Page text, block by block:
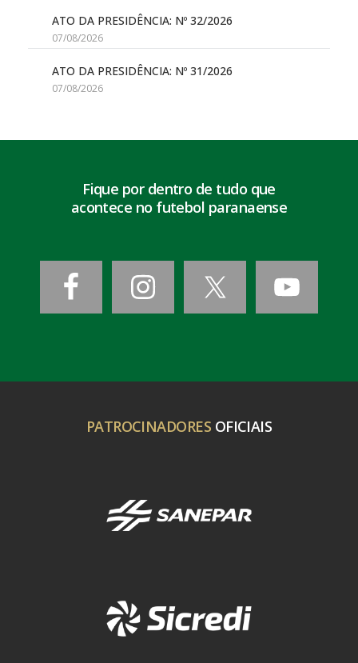
ATO DA PRESIDÊNCIA: Nº 32/2026
07/08/2026
ATO DA PRESIDÊNCIA: Nº 31/2026
07/08/2026
Fique por dentro de tudo que
acontece no futebol paranaense
PATROCINADORES OFICIAIS